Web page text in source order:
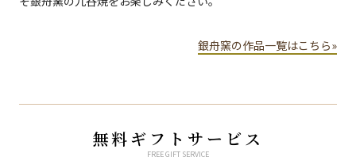
銀舟窯の作品一覧はこちら»
無料ギフトサービス
FREE GIFT SERVICE